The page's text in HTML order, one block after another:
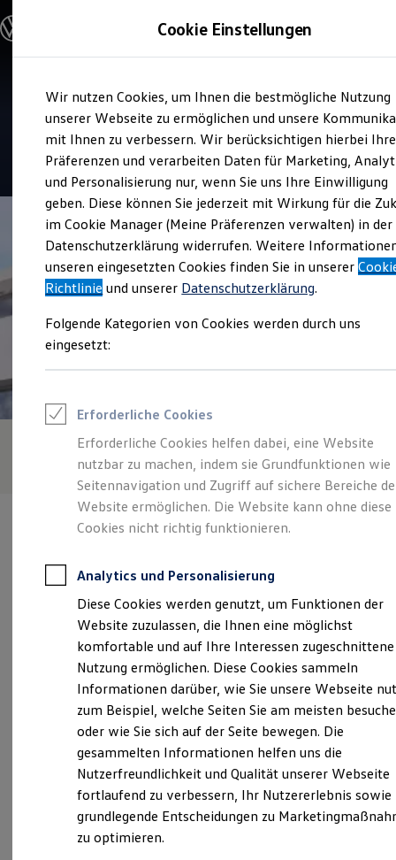
Hauptinhalt
springen
Footer
springen
Modelle & Konfigurator
Nutzfahrzeugkategorien entdecken
Modelle konfigurieren
Vorgängermodelle und Oldtimer
Vorgängermodelle
Oldtimer
Bulli Historie
Branchenlösungen & Gewerbekunden
Umbaulösungen und Hersteller finden
Auf- und Umbauten entdecken & konfigurieren
Groß- und Sonderkunden
Großkunden
Kommunen & Behörden
Journalisten
Sportvereine
Branchenlösungen
Gewerbliche Personenbeförderung
Service & mobile Werkstätten
Kühlfahrzeuge
ONE Business ID Vorteile
Fahrzeugsuche & Marktplatz
Fahrzeugsuche
Fahrzeuge online kaufen
Digitaler Marktplatz
Kauf & Finanzierung
Online-Fahrzeugbewertung
Aktionen & Angebote
Für Gewerbekunden
Profi Paket
TopDeal
Gebrauchtwagen
ProfiPartner für Gebrauchtwagen
Zertifizierte Gebrauchtwagen
Finanzierung
Für Privatkunden
Für Gewerbekunden
Leasing
Für Privatkunden
Für Gewerbekunden
Versicherungen & Garantien
Garantien
Kfz-Versicherung für Nutzfahrzeuge
Restschuldversicherung
Wartungsverträge
Besitzer & Service
Service
Autohaus Seebacher
5|23 Bewertungen
Verantwortlich für die Inhalte auf dieser Seite ist die Autohaus
Seebacher GmbH (Impressum & Rechtliches)
Vorder-Winterbach 2, 77794 Lautenbach
+49 7802 2208
Montag-Freitag 07:30-17:30 Uhr
Samstag
08:00 -13:00 Uhr
Cookie Einstellungen
Wir nutzen Cookies, um Ihnen die bestmögliche Nutzung
unserer Webseite zu ermöglichen und unsere
mit Ihnen zu verbessern. Wir berücksichtigen hierbei Ihre
Präferenzen und verarbeiten Daten für Marketing,
und Personalisierung nur, wenn Sie uns Ihre Einwilligung
geben. Diese können Sie jederzeit mit Wirkung für die
im Cookie Manager (Meine Präferenzen verwalten) in der
Datenschutzerklärung widerrufen. Weitere
unseren eingesetzten Cookies finden Sie in unserer
Richtlinie und unserer Datenschutzerklärung.
Folgende Kategorien von Cookies werden durch uns
eingesetzt:
Erforderliche Cookies
Erforderliche Cookies helfen dabei, eine Website
nutzbar zu machen, indem sie Grundfunktionen wie
Seitennavigation und Zugriff auf sichere Bereiche
Website ermöglichen. Die Website kann ohne diese
Cookies nicht richtig funktionieren.
Analytics und Personalisierung
Diese Cookies werden genutzt, um Funktionen der
Website zuzulassen, die Ihnen eine möglichst
komfortable und auf Ihre Interessen zugeschnittene
Nutzung ermöglichen. Diese Cookies sammeln
Informationen darüber, wie Sie unsere Webseite
zum Beispiel, welche Seiten Sie am meisten
oder wie Sie sich auf der Seite bewegen. Die
gesammelten Informationen helfen uns die
Nutzerfreundlichkeit und Qualität unserer Webseite
fortlaufend zu verbessern, Ihr Nutzererlebnis sowie
grundlegende Entscheidungen zu
zu optimieren.